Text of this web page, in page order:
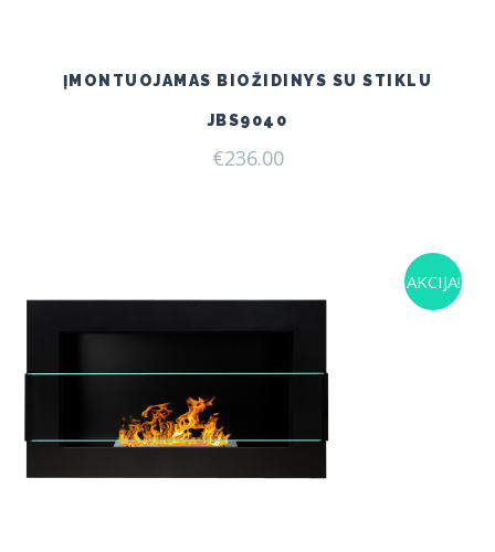
ĮMONTUOJAMAS BIOŽIDINYS SU STIKLU
JBS9040
€236.00
AKCIJA!